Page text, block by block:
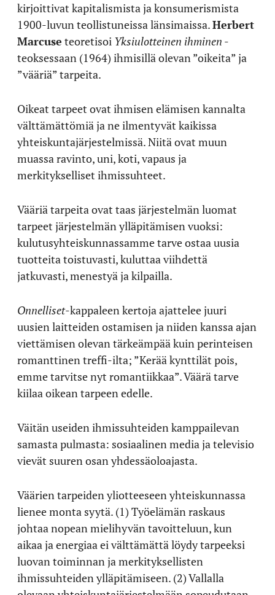
kirjoittivat kapitalismista ja konsumerismista
1900-luvun teollistuneissa länsimaissa.Herbert
Marcuse teoretisoi Yksiulotteinen ihminen -
teoksessaan (1964) ihmisillä olevan ”oikeita” ja
”vääriä” tarpeita.
Oikeat tarpeet ovat ihmisen elämisen kannalta
välttämättömiä ja ne ilmentyvät kaikissa
yhteiskuntajärjestelmissä. Niitä ovat muun
muassa ravinto, uni, koti, vapaus ja
merkitykselliset ihmissuhteet.
Vääriä tarpeita ovat taas järjestelmän luomat
tarpeet järjestelmän ylläpitämisen vuoksi:
kulutusyhteiskunnassamme tarve ostaa uusia
tuotteita toistuvasti, kuluttaa viihdettä
jatkuvasti, menestyä ja kilpailla.
Onnelliset-kappaleen kertoja ajattelee juuri
uusien laitteiden ostamisen ja niiden kanssa ajan
viettämisen olevan tärkeämpää kuin perinteisen
romanttinen treffi-ilta; ”Kerää kynttilät pois,
emme tarvitse nyt romantiikkaa”. Väärä tarve
kiilaa oikean tarpeen edelle.
Väitän useiden ihmissuhteiden kamppailevan
samasta pulmasta: sosiaalinen media ja televisio
vievät suuren osan yhdessäoloajasta.
Väärien tarpeiden yliotteeseen yhteiskunnassa
lienee monta syytä. (1) Työelämän raskaus
johtaa nopean mielihyvän tavoitteluun, kun
aikaa ja energiaa ei välttämättä löydy tarpeeksi
luovan toiminnan ja merkityksellisten
ihmissuhteiden ylläpitämiseen. (2) Vallalla